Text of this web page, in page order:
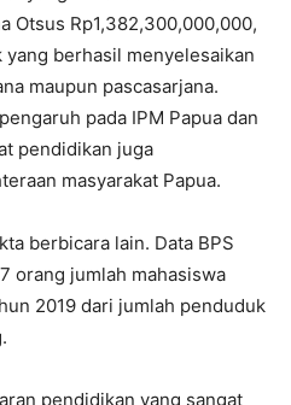
Otsus Rp1,382,300,000,000,
berhasil menyelesaikan
maupun pascasarjana.
pada IPM Papua dan
pendidikan juga
masyarakat Papua.
berbicara lain. Data BPS
orang jumlah mahasiswa
2019 dari jumlah penduduk
pendidikan yang sangat